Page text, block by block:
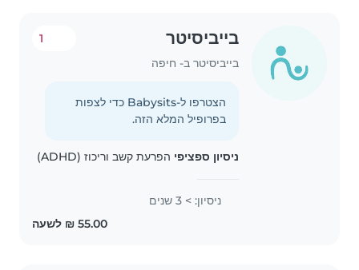
בייביסיטר
בייביסיטר ב- חיפה
1
הצטרפו ל-Babysits כדי לצפות
בפרופיל המלא הזה.
ניסיון ספציפי הפרעת קשב וריכוז (ADHD)
ניסיון: > 3 שנים